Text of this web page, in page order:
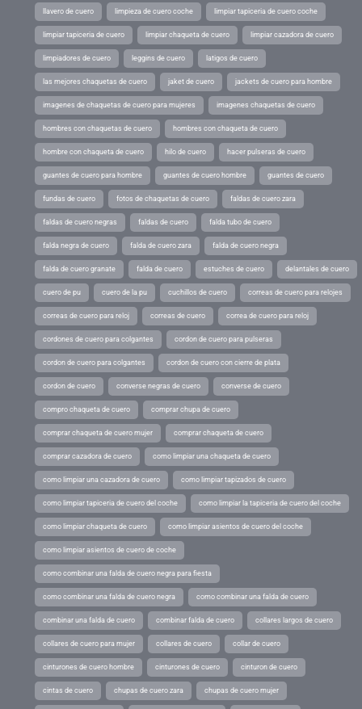
llavero de cuero limpieza de cuero coche limpiar tapiceria de cuero coche
limpiar tapiceria de cuero limpiar chaqueta de cuero limpiar cazadora de cuero
limpiadores de cuero leggins de cuero latigos de cuero
las mejores chaquetas de cuero jaket de cuero jackets de cuero para hombre
imagenes de chaquetas de cuero para mujeres imagenes chaquetas de cuero
hombres con chaquetas de cuero hombres con chaqueta de cuero
hombre con chaqueta de cuero hilo de cuero hacer pulseras de cuero
guantes de cuero para hombre guantes de cuero hombre guantes de cuero
fundas de cuero fotos de chaquetas de cuero faldas de cuero zara
faldas de cuero negras faldas de cuero falda tubo de cuero
falda negra de cuero falda de cuero zara falda de cuero negra
falda de cuero granate falda de cuero estuches de cuero delantales de cuero
cuero de pu cuero de la pu cuchillos de cuero correas de cuero para relojes
correas de cuero para reloj correas de cuero correa de cuero para reloj
cordones de cuero para colgantes cordon de cuero para pulseras
cordon de cuero para colgantes cordon de cuero con cierre de plata
cordon de cuero converse negras de cuero converse de cuero
compro chaqueta de cuero comprar chupa de cuero
comprar chaqueta de cuero mujer comprar chaqueta de cuero
comprar cazadora de cuero como limpiar una chaqueta de cuero
como limpiar una cazadora de cuero como limpiar tapizados de cuero
como limpiar tapiceria de cuero del coche como limpiar la tapiceria de cuero del coche
como limpiar chaqueta de cuero como limpiar asientos de cuero del coche
como limpiar asientos de cuero de coche
como combinar una falda de cuero negra para fiesta
como combinar una falda de cuero negra como combinar una falda de cuero
combinar una falda de cuero combinar falda de cuero collares largos de cuero
collares de cuero para mujer collares de cuero collar de cuero
cinturones de cuero hombre cinturones de cuero cinturon de cuero
cintas de cuero chupas de cuero zara chupas de cuero mujer